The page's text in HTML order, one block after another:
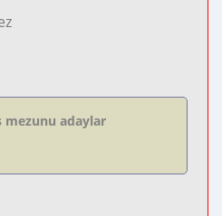
mezunu adaylar